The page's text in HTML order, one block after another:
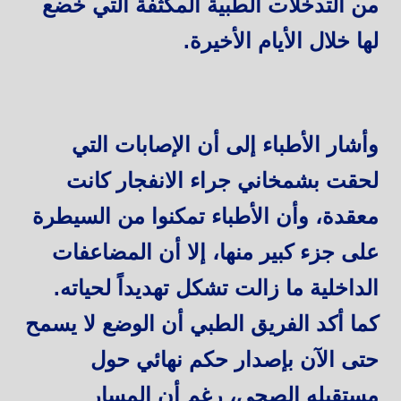
من التدخلات الطبية المكثفة التي خضع
لها خلال الأيام الأخيرة.
وأشار الأطباء إلى أن الإصابات التي
لحقت بشمخاني جراء الانفجار كانت
معقدة، وأن الأطباء تمكنوا من السيطرة
على جزء كبير منها، إلا أن المضاعفات
الداخلية ما زالت تشكل تهديداً لحياته.
كما أكد الفريق الطبي أن الوضع لا يسمح
حتى الآن بإصدار حكم نهائي حول
مستقبله الصحي، رغم أن المسار